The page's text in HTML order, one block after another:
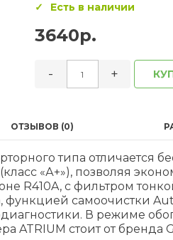
Есть в наличии
3640р.
- +
ОТЗЫВОВ (0)
типа отличается
«А+»), позволяя
R410A, с фильтром
самоочистки
В режиме
ATRIUM стоит от бренда